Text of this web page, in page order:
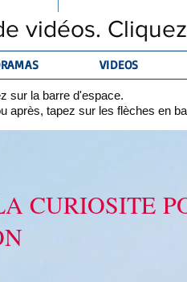
vidéos.
VIDEOS
sur la barre d'espace.
après, tapez sur les flèches en
CURIOSITE